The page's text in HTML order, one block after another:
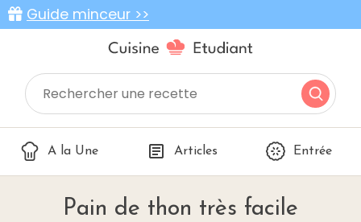
Guide minceur >>
A la Une Articles Entrée
Pain de thon très facile